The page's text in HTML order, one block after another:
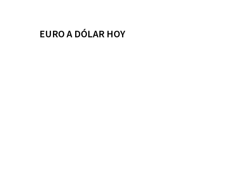
EURO A DÓLAR HOY